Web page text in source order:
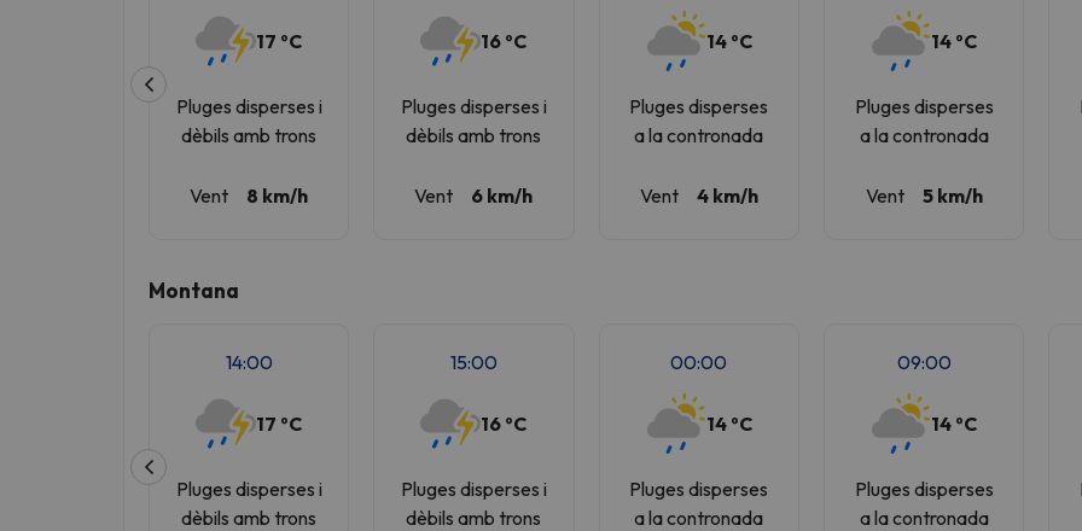
17 ºC
Pluges disperses i
dèbils amb trons
Vent 8 km/h
16 ºC
Pluges disperses i
dèbils amb trons
Vent 6 km/h
14 ºC
Pluges disperses
a la contronada
Vent 4 km/h
14 ºC
Pluges disperses
a la contronada
Vent 5 km/h
Montana
14:00
17 ºC
Pluges disperses i
dèbils amb trons
15:00
16 ºC
Pluges disperses i
dèbils amb trons
00:00
14 ºC
Pluges disperses
a la contronada
09:00
14 ºC
Pluges disperses
a la contronada